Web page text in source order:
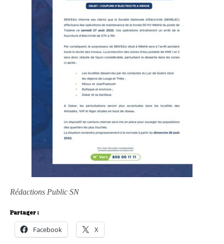
Rédactions Public SN
Partager :
Facebook X